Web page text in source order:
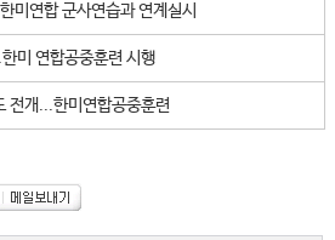
연합 군사연습과 연계실시
미 연합공중훈련 시행
전개...한미연합공중훈련